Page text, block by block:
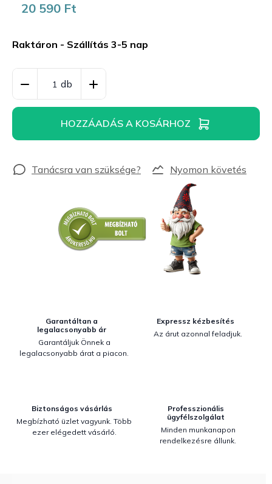
20 590 Ft
Raktáron - Szállítás 3-5 nap
HOZZÁADÁS A KOSÁRHOZ
Nyomon követés
Garantáltan a
legalacsonyabb ár
Garantáljuk Önnek a
legalacsonyabb árat a piacon.
Expressz kézbesítés
Az árut azonnal feladjuk.
Biztonságos vásárlás
Megbízható üzlet vagyunk. Több
ezer elégedett vásárló.
Professzionális
ügyfélszolgálat
Minden munkanapon
rendelkezésre állunk.